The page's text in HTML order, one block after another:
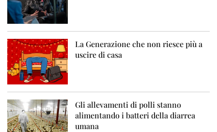
La Generazione che non riesce più a
uscire di casa
Gli allevamenti di polli stanno
alimentando i batteri della diarrea
umana